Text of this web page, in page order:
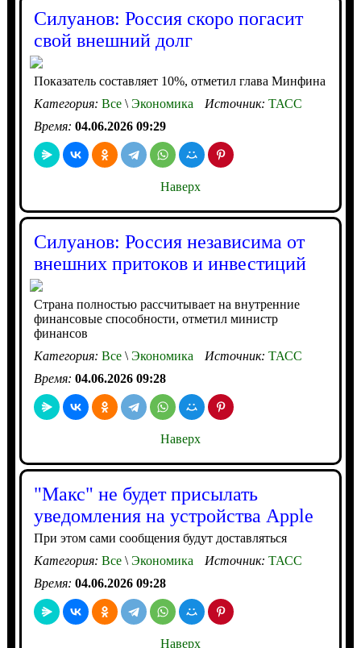
Силуанов: Россия скоро погасит
свой внешний долг
Показатель составляет 10%, отметил глава Минфина
Категория: Все\Экономика Источник: ТАСС
Время: 04.06.2026 09:29
Наверх
Силуанов: Россия независима от
внешних притоков и инвестиций
Страна полностью рассчитывает на внутренние
финансовые способности, отметил министр
финансов
Категория: Все\Экономика Источник: ТАСС
Время: 04.06.2026 09:28
Наверх
"Макс" не будет присылать
уведомления на устройства Apple
При этом сами сообщения будут доставляться
Категория: Все\Экономика Источник: ТАСС
Время: 04.06.2026 09:28
Наверх